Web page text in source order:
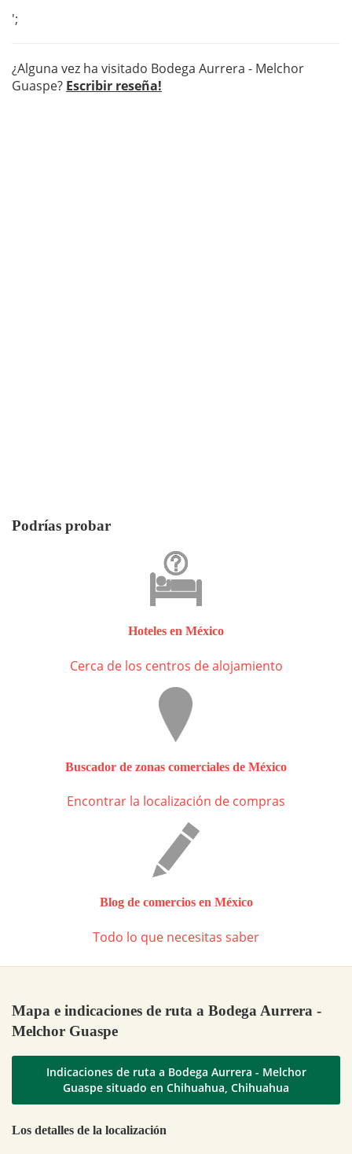
';
¿Alguna vez ha visitado Bodega Aurrera - Melchor
Guaspe? Escribir reseña!
Podrías probar
Hoteles en México
Cerca de los centros de alojamiento
Buscador de zonas comerciales de México
Encontrar la localización de compras
Blog de comercios en México
Todo lo que necesitas saber
Mapa e indicaciones de ruta a Bodega Aurrera -
Melchor Guaspe
Indicaciones de ruta a Bodega Aurrera - Melchor
Guaspe situado en Chihuahua, Chihuahua
Los detalles de la localización